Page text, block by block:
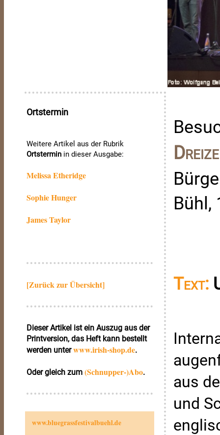
Ortstermin
Weitere Artikel aus der Rubrik
Ortstermin in dieser Ausgabe:
Melissa Etheridge
Sophie Hunger
James Taylor
[Zurück zur Übersicht]
Dieser Artikel ist ein Auszug aus der
Printversion, das Heft kann bestellt
werden unterwww.irish‑shop.de.
Oder gleich zum (Schnupper-)Abo.
www.bluegrassfestivalbuehl.de
Bühl,
Text:
aus
und